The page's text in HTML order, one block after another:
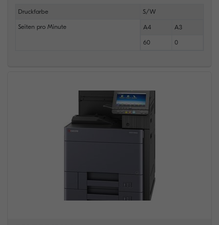
Druckfarbe S/W
Seiten pro Minute A4 A3
60 0